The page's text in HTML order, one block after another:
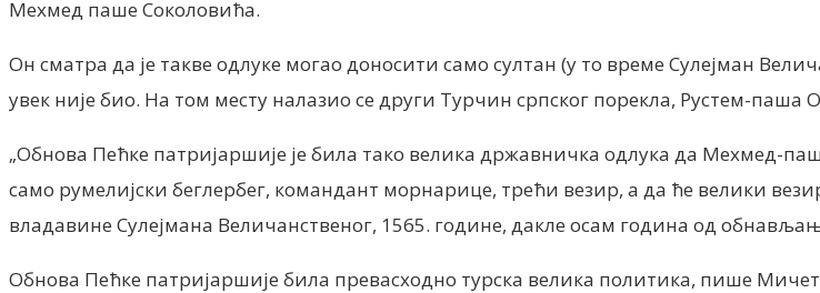
Мехмед паше Соколовића.
Он сматра да је такве одлуке могао доносити само султан (у то време Сулејман
увек није био. На том месту налазио се други Турчин српског порекла, Рустем-паша
„Обнова Пећке патријаршије је била тако велика државничка одлука да Мехмед-
само румелијски беглербег, командант морнарице, трећи везир, а да ће велики
владавине Сулејмана Величанственог, 1565. године, дакле осам година од
Обнова Пећке патријаршије била превасходно турска велика политика, пише